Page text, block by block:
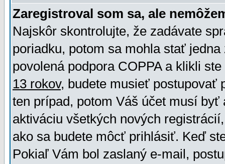
Zaregistroval som sa, ale
Najskôr skontrolujte, že zadávate
poriadku, potom sa mohla stať
povolená podpora COPPA a klikli
13 rokov, budete musieť postupovať
ten prípad, potom Váš účet musí
aktiváciu všetkých nových
ako sa budete môcť prihlásiť. Keď
Pokiaľ Vám bol zaslaný e-mail,